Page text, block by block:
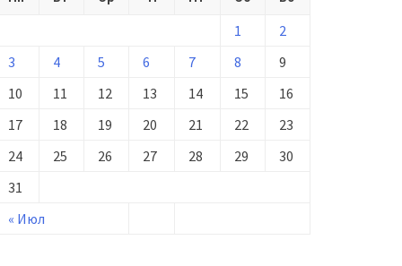
« Июл
1
2
3
4 5 6 7 8
9
10
11 12 13 14 15
16
17
18 19 20 21 22
23
24
25 26 27 28 29
30
31